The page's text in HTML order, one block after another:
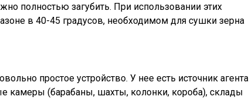
полностью загубить. При использовании этих
в 40-45 градусов, необходимом для сушки зерна
простое устройство. У нее есть источник агента
камеры (барабаны, шахты, колонки, короба), склады